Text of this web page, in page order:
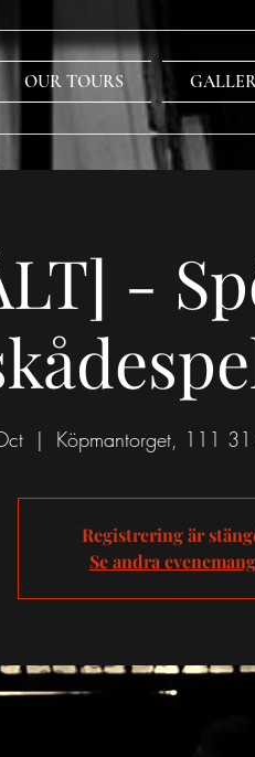
OUR TOURS
-
  |
Köpmantorget, 111
Registrering är
Se andra evenemang